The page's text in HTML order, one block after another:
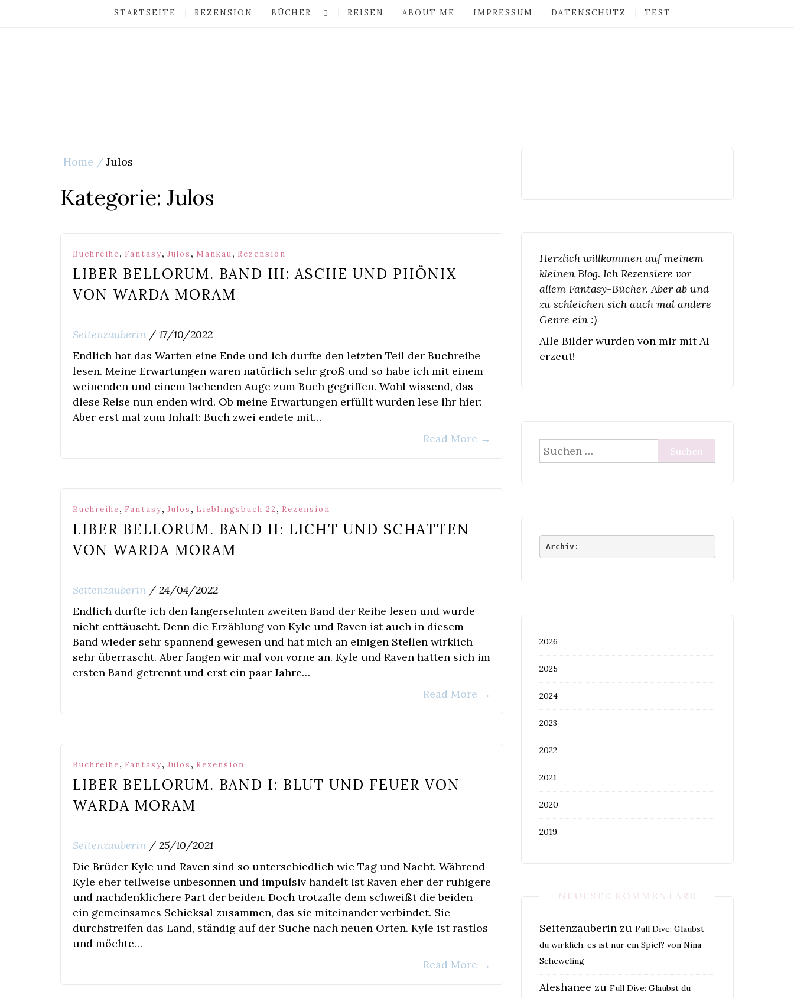
STARTSEITE REZENSION BÜCHER REISEN ABOUT ME IMPRESSUM DATENSCHUTZ TEST
Home Julos
Kategorie: Julos
Buchreihe, Fantasy, Julos , Mankau, Rezension
LIBER BELLORUM. BAND III: ASCHE UND PHÖNIX
VON WARDA MORAM
Seitenzauberin / 17/10/2022
Endlich hat das Warten eine Ende und ich durfte den letzten Teil der Buchreihe
lesen. Meine Erwartungen waren natürlich sehr groß und so habe ich mit einem
weinenden und einem lachenden Auge zum Buch gegriffen. Wohl wissend, das
diese Reise nun enden wird. Ob meine Erwartungen erfüllt wurden lese ihr hier:
Aber erst mal zum Inhalt: Buch zwei endete mit…
Read More →
Buchreihe, Fantasy, Julos , Lieblingsbuch 22 , Rezension
LIBER BELLORUM. BAND II: LICHT UND SCHATTEN
VON WARDA MORAM
Seitenzauberin / 24/04/2022
Endlich durfte ich den langersehnten zweiten Band der Reihe lesen und wurde
nicht enttäuscht. Denn die Erzählung von Kyle und Raven ist auch in diesem
Band wieder sehr spannend gewesen und hat mich an einigen Stellen wirklich
sehr überrascht. Aber fangen wir mal von vorne an. Kyle und Raven hatten sich im
ersten Band getrennt und erst ein paar Jahre…
Read More →
Buchreihe, Fantasy, Julos , Rezension
LIBER BELLORUM. BAND I: BLUT UND FEUER VON
WARDA MORAM
Seitenzauberin / 25/10/2021
Die Brüder Kyle und Raven sind so unterschiedlich wie Tag und Nacht. Während
Kyle eher teilweise unbesonnen und impulsiv handelt ist Raven eher der ruhigere
und nachdenklichere Part der beiden. Doch trotzalle dem schweißt die beiden
ein gemeinsames Schicksal zusammen, das sie miteinander verbindet. Sie
durchstreifen das Land, ständig auf der Suche nach neuen Orten. Kyle ist rastlos
und möchte…
Read More →
Herzlich willkommen auf meinem
kleinen Blog. Ich Rezensiere vor
allem Fantasy-Bücher. Aber ab und
zu schleichen sich auch mal andere
Genre ein :)
Alle Bilder wurden von mir mit AI
erzeut!
Suchen
nach:
Archiv:
2026
2025
2024
2023
2022
2021
2020
2019
NEUESTE KOMMENTARE
Seitenzauberin zu Full Dive: Glaubst
du wirklich, es ist nur ein Spiel? von Nina
Scheweling
Aleshanee zu Full Dive: Glaubst du